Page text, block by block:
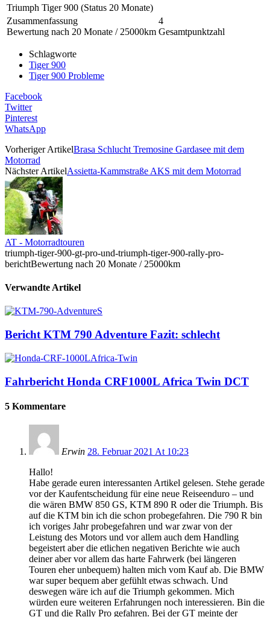
Triumph Tiger 900 (Status 20 Monate)
Zusammenfassung
Bewertung nach 20 Monate / 25000km
4
Gesamtpunktzahl
Schlagworte
Tiger 900
Tiger 900 Probleme
Facebook
Twitter
Pinterest
WhatsApp
Vorheriger ArtikelBrasa Schlucht Tremosine Gardasee mit dem
Motorrad
Nächster ArtikelAssietta-Kammstraße AKS mit dem Motorrad
AT - Motorradtouren
triumph-tiger-900-gt-pro-und-triumph-tiger-900-rally-pro-
berichtBewertung nach 20 Monate / 25000km
Verwandte Artikel
Bericht KTM 790 Adventure Fazit: schlecht
Fahrbericht Honda CRF1000L Africa Twin DCT
5 Kommentare
Erwin 28. Februar 2021 At 10:23
Hallo!
Habe gerade euren interessanten Artikel gelesen. Stehe gerade
vor der Kaufentscheidung für eine neue Reiseenduro – und
die wären BMW 850 GS, KTM 890 R oder die Triumph. Bis
auf die KTM bin ich die schon probegefahren. Die 790 R bin
ich voriges Jahr probegefahren und war zwar von der
Leistung des Motors und vor allem auch dem Handling
begeistert aber die etlichen negativen Berichte wie auch
deiner aber vor allem das harte Fahrwerk (bei längeren
Touren eher unbequem) halten mich vom Kauf ab. Die BMW
war super bequem aber gefühlt etwas schwach. Und
deswegen wäre ich auf die Triumph gekommen. Mich
würden eure weiteren Erfahrungen noch interessieren. Bin die
GT und die Rally Pro gefahren. Bei der GT meinte der